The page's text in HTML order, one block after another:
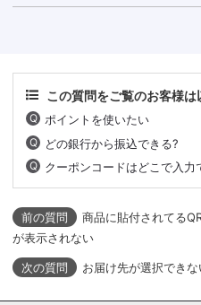
この質問をご覧のお客様
ポイントを使いたい
どの銀行から振込できる?
クーポンコードはどこで入力
商品に貼付されてる
が表示されない
お届け先が選択できな